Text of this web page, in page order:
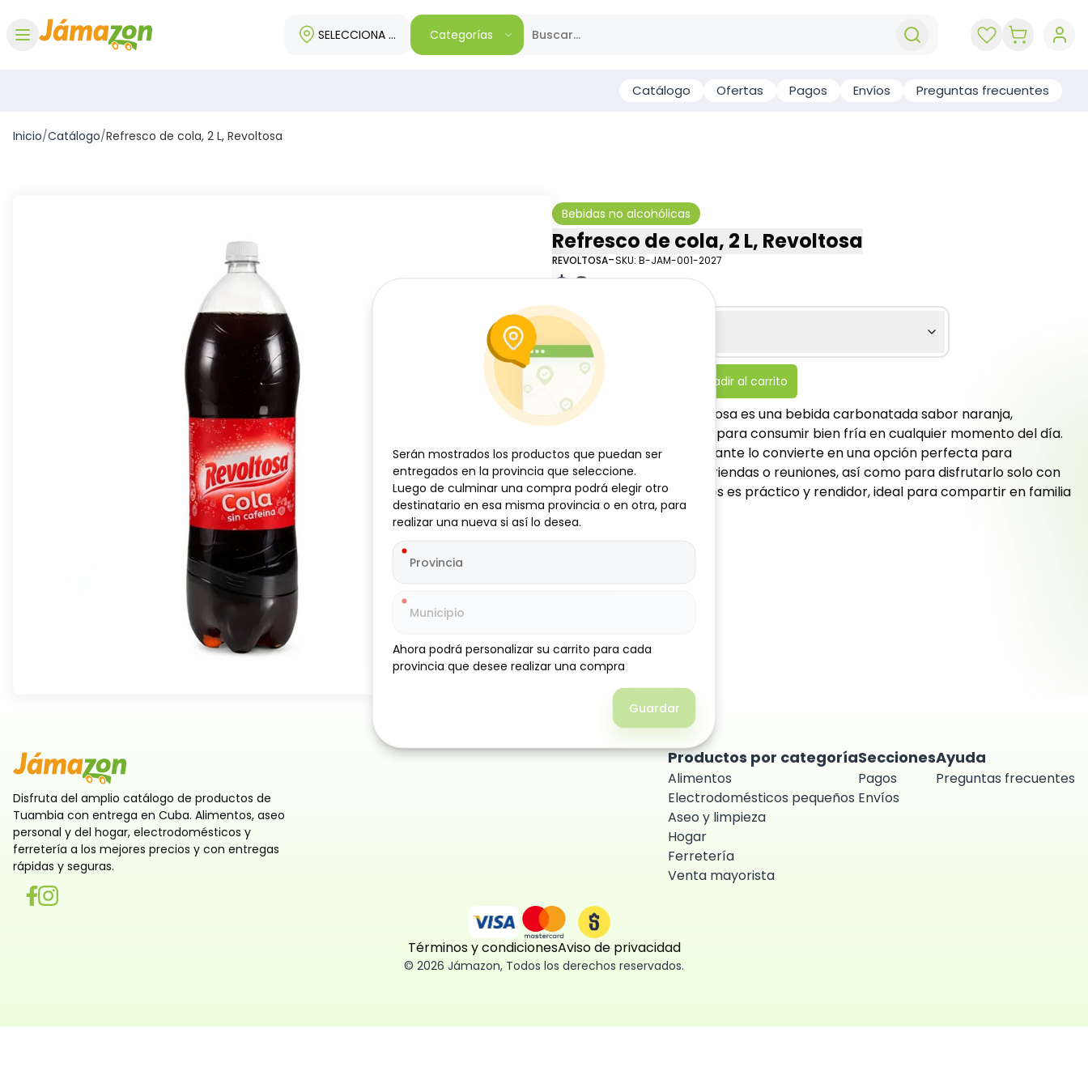
SELECCIONA TU REGIÓNCategorías
Catálogo Ofertas Pagos Envíos Preguntas frecuentes
Inicio/Catálogo/Refresco de cola, 2 L, Revoltosa
Bebidas no alcohólicas
Refresco de cola, 2 L, Revoltosa
REVOLTOSA-SKU: B-JAM-001-2027
$ 2
Especificaciones
Añadir al carrito
El refresco de cola Revoltosa es una bebida carbonatada sabor naranja,
refrescante y dulce, ideal para consumir bien fría en cualquier momento del día.
Su sabor cítrico y burbujeante lo convierte en una opción perfecta para
acompañar comidas, meriendas o reuniones, así como para disfrutarlo solo con
hielo. Su formato de 2 litros es práctico y rendidor, ideal para compartir en familia
o con amigos.
Disfruta del amplio catálogo de productos de
Tuambia con entrega en Cuba. Alimentos, aseo
personal y del hogar, electrodomésticos y
ferretería a los mejores precios y con entregas
rápidas y seguras.
Productos por categoría
Alimentos
Electrodomésticos pequeños
Aseo y limpieza
Hogar
Ferretería
Venta mayorista
Secciones
Pagos
Envíos
Ayuda
Preguntas frecuentes
Términos y condicionesAviso de privacidad
© 2026 Jámazon, Todos los derechos reservados.
Serán mostrados los productos que puedan ser
entregados en la provincia que seleccione.
Luego de culminar una compra podrá elegir otro
destinatario en esa misma provincia o en otra, para
realizar una nueva si así lo desea.
Ahora podrá personalizar su carrito para cada
provincia que desee realizar una compra
Guardar
Serán mostrados los productos que puedan ser
entregados en la provincia que seleccione.
Luego de culminar una compra podrá elegir otro
destinatario en esa misma provincia o en otra, para
realizar una nueva si así lo desea.
Ahora podrá personalizar su carrito para cada
provincia que desee realizar una compra
Guardar